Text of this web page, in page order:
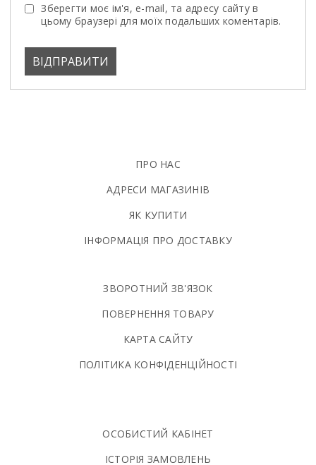
Зберегти моє ім'я, e-mail, та адресу сайту в
цьому браузері для моїх подальших коментарів.
ПРО НАС
АДРЕСИ МАГАЗИНІВ
ЯК КУПИТИ
ІНФОРМАЦІЯ ПРО ДОСТАВКУ
ЗВОРОТНИЙ ЗВ'ЯЗОК
ПОВЕРНЕННЯ ТОВАРУ
КАРТА САЙТУ
ПОЛIТИКА КОНФIДЕНЦIЙНОСТI
ОСОБИСТИЙ КАБІНЕТ
ІСТОРІЯ ЗАМОВЛЕНЬ